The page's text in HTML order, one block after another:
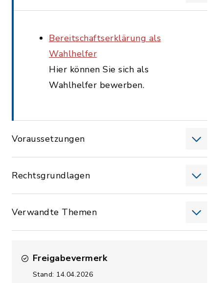
Bereitschaftserklärung als
Wahlhelfer
Hier können Sie sich als
Wahlhelfer bewerben.
Voraussetzungen
Rechtsgrundlagen
Verwandte Themen
Freigabevermerk
Stand: 14.04.2026